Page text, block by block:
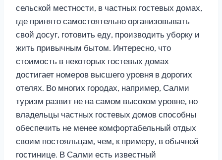
сельской местности, в частных гостевых домах,
где принято самостоятельно организовывать
свой досуг, готовить еду, производить уборку и
жить привычным бытом. Интересно, что
стоимость в некоторых гостевых домах
достигает номеров высшего уровня в дорогих
отелях. Во многих городах, например, Салми
туризм развит не на самом высоком уровне, но
владельцы частных гостевых домов способны
обеспечить не менее комфортабельный отдых
своим постояльцам, чем, к примеру, в обычной
гостинице. В Салми есть известный